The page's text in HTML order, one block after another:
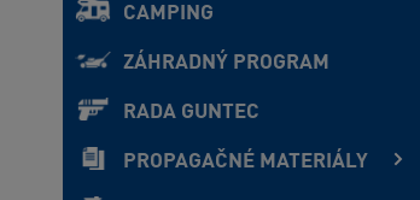
CAMPING
ZÁHRADNÝ PROGRAM
RADA GUNTEC
PROPAGAČNÉ MATERIÁLY